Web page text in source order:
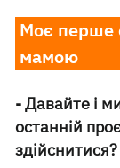
Моє перше
мамою
- Давайте і
останній
здійснитися?